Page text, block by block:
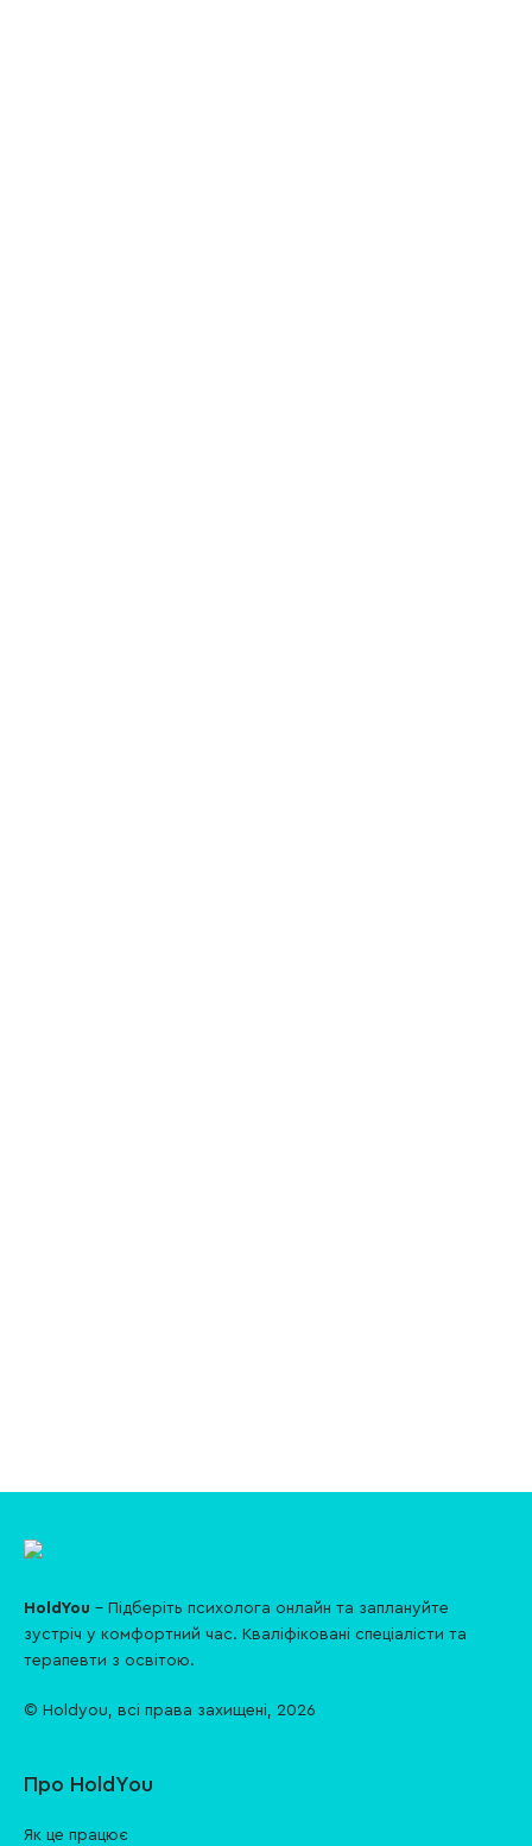
HoldYou - Підберіть психолога онлайн та заплануйте
зуcтріч у комфортний час. Кваліфіковані спеціалісти та
терапевти з освітою.
© Holdyou, всі права захищені, 2026
Про HoldYou
Як це працює